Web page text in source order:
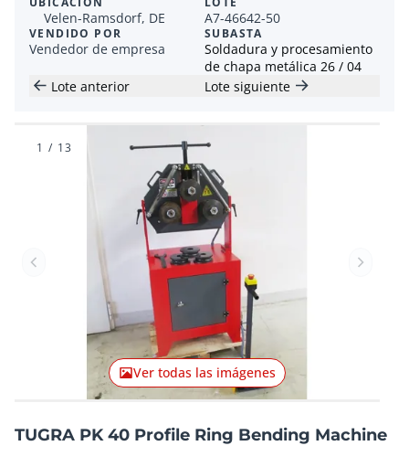
Velen-Ramsdorf, DE
VENDIDO POR
Vendedor de empresa
A7-46642-50
SUBASTA
Soldadura y procesamiento
de chapa metálica 26 / 04
Lote anterior
Lote siguiente
Artículo anterior
Ver todas las imágenes
1 / 13
TUGRA PK 40 Profile Ring Bending Machine